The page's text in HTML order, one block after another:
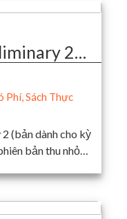
2…
Phí,Sách Thực
(bản dành cho kỳ
bản thu nhỏ…